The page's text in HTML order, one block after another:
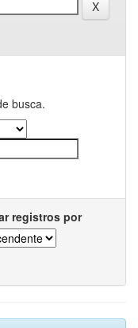
busca.
registros por